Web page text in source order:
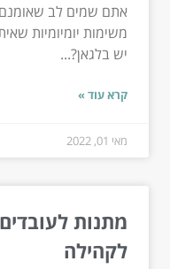
אתם שמים לב
משימות יומיומיות
יש בלגאן?...
קרא עוד »
מאי 01, 2022
מתנות
לקהילה